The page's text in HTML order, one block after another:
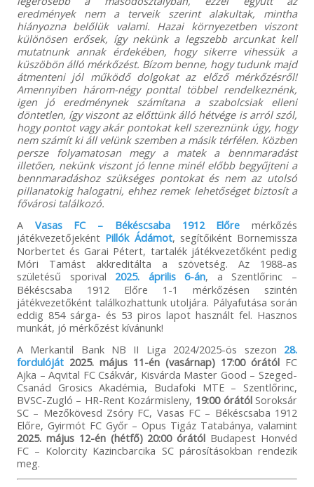
eredmények nem a terveik szerint alakultak, mintha
hiányozna belőlük valami. Hazai környezetben viszont
különösen erősek, így nekünk a legszebb arcunkat kell
mutatnunk annak érdekében, hogy sikerre vihessük a
küszöbön álló mérkőzést. Bízom benne, hogy tudunk majd
átmenteni jól működő dolgokat az előző mérkőzésről!
Amennyiben három-négy ponttal többel rendelkeznénk,
igen jó eredménynek számítana a szabolcsiak elleni
döntetlen, így viszont az előttünk álló hétvége is arról szól,
hogy pontot vagy akár pontokat kell szereznünk úgy, hogy
nem számít ki áll velünk szemben a másik térfélen. Közben
persze folyamatosan megy a matek a bennmaradást
illetően, nekünk viszont jó lenne minél előbb begyűjteni a
bennmaradáshoz szükséges pontokat és nem az utolsó
pillanatokig halogatni, ehhez remek lehetőséget biztosít a
fővárosi találkozó.
A Vasas FC – Békéscsaba 1912 Előre
mérkőzés
játékvezetőjeként Pillók Ádámot, segítőiként Bornemissza
Norbertet és Garai Pétert, tartalék játékvezetőként pedig
Móri Tamást akkreditálta a szövetség. Az 1988-as
születésű sporival 2025. április 6-án, a Szentlőrinc –
Békéscsaba 1912 Előre 1-1 mérkőzésen szintén
játékvezetőként találkozhattunk utoljára. Pályafutása során
eddig 854 sárga- és 53 piros lapot használt fel. Hasznos
munkát, jó mérkőzést kívánunk!
A Merkantil Bank NB II Liga 2024/2025-ös szezon 28.
fordulóját2025. május 11-én (vasárnap) 17:00 órától FC
Ajka – Aqvital FC Csákvár, Kisvárda Master Good – Szeged-
Csanád Grosics Akadémia, Budafoki MTE – Szentlőrinc,
BVSC-Zugló – HR-Rent Kozármisleny, 19:00 órátólSoroksár
SC – Mezőkövesd Zsóry FC, Vasas FC – Békéscsaba 1912
Előre, Gyirmót FC Győr – Opus Tigáz Tatabánya, valamint
2025. május 12-én (hétfő) 20:00 órától Budapest Honvéd
FC – Kolorcity Kazincbarcika SC párosításokban rendezik
meg.